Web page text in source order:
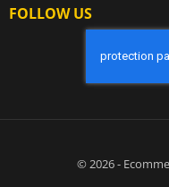
FOLLOW US
© 2026 -